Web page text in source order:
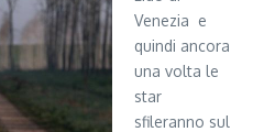
Venezia e
quindi ancora
una volta le
star
sfileranno sul